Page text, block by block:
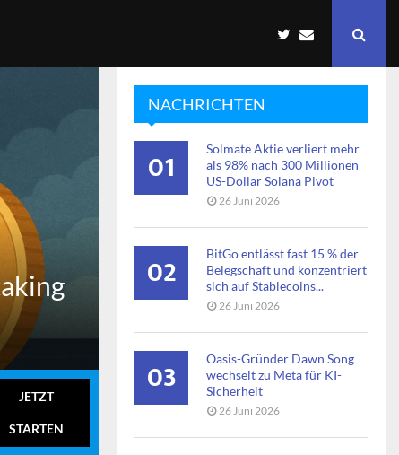
JETZT
STARTEN
NACHRICHTEN
01
Solmate Aktie verliert mehr
als 98% nach 300 Millionen
US-Dollar Solana Pivot
26 Juni 2026
02
BitGo entlässt fast 15 % der
Belegschaft und konzentriert
sich auf Stablecoins...
26 Juni 2026
03
Oasis-Gründer Dawn Song
wechselt zu Meta für KI-
Sicherheit
26 Juni 2026